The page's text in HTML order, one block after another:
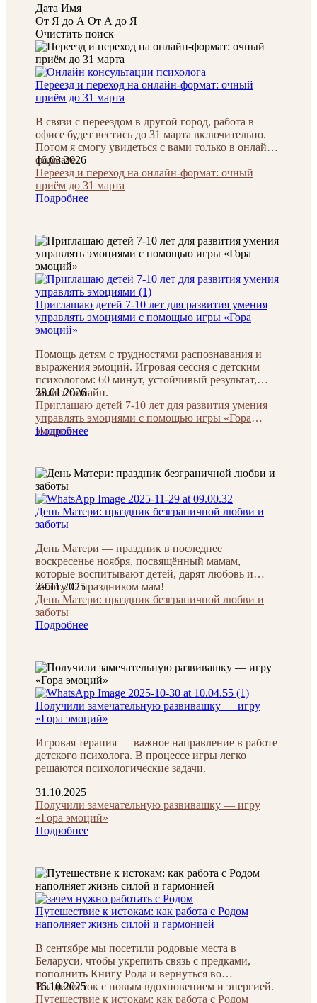
Дата Имя
От Я до А От А до Я
Очистить поиск
Переезд и переход на онлайн-формат: очный
приём до 31 марта
В связи с переездом в другой город, работа в
офисе будет вестись до 31 марта включительно.
Потом я смогу увидеться с вами только в онлайн
формате.
16.03.2026
Переезд и переход на онлайн-формат: очный
приём до 31 марта
Подробнее
Приглашаю детей 7-10 лет для развития умения
управлять эмоциями с помощью игры «Гора
эмоций»
Помощь детям с трудностями распознавания и
выражения эмоций. Игровая сессия с детским
психологом: 60 минут, устойчивый результат,
запись онлайн.
28.01.2026
Приглашаю детей 7-10 лет для развития умения
управлять эмоциями с помощью игры «Гора
эмоций»
Подробнее
День Матери: праздник безграничной любви и
заботы
День Матери — праздник в последнее
воскресенье ноября, посвящённый мамам,
которые воспитывают детей, дарят любовь и
заботу. С праздником мам!
29.11.2025
День Матери: праздник безграничной любви и
заботы
Подробнее
Получили замечательную развивашку — игру
«Гора эмоций»
Игровая терапия — важное направление в работе
детского психолога. В процессе игры легко
решаются психологические задачи.
31.10.2025
Получили замечательную развивашку — игру
«Гора эмоций»
Подробнее
Путешествие к истокам: как работа с Родом
наполняет жизнь силой и гармонией
В сентябре мы посетили родовые места в
Беларуси, чтобы укрепить связь с предками,
пополнить Книгу Рода и вернуться во
Владивосток с новым вдохновением и энергией.
16.10.2025
Путешествие к истокам: как работа с Родом